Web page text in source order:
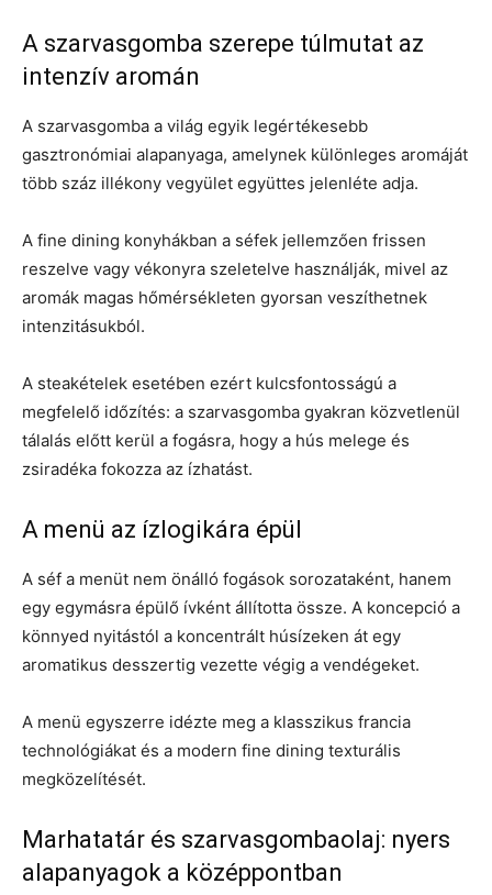
A szarvasgomba szerepe túlmutat az
intenzív aromán
A szarvasgomba a világ egyik legértékesebb
gasztronómiai alapanyaga, amelynek különleges aromáját
több száz illékony vegyület együttes jelenléte adja.
A fine dining konyhákban a séfek jellemzően frissen
reszelve vagy vékonyra szeletelve használják, mivel az
aromák magas hőmérsékleten gyorsan veszíthetnek
intenzitásukból.
A steakételek esetében ezért kulcsfontosságú a
megfelelő időzítés: a szarvasgomba gyakran közvetlenül
tálalás előtt kerül a fogásra, hogy a hús melege és
zsiradéka fokozza az ízhatást.
A menü az ízlogikára épül
A séf a menüt nem önálló fogások sorozataként, hanem
egy egymásra épülő ívként állította össze. A koncepció a
könnyed nyitástól a koncentrált húsízeken át egy
aromatikus desszertig vezette végig a vendégeket.
A menü egyszerre idézte meg a klasszikus francia
technológiákat és a modern fine dining texturális
megközelítését.
Marhatatár és szarvasgombaolaj: nyers
alapanyagok a középpontban